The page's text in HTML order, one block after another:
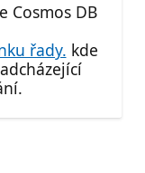
Cosmos DB
řady. kde